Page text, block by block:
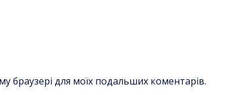
браузері для моїх подальших коментарів.